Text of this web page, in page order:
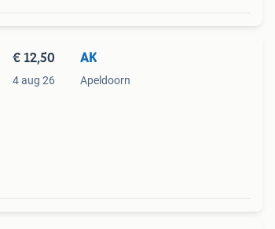
€ 12,50
4 aug 26
AK
Apeldoorn